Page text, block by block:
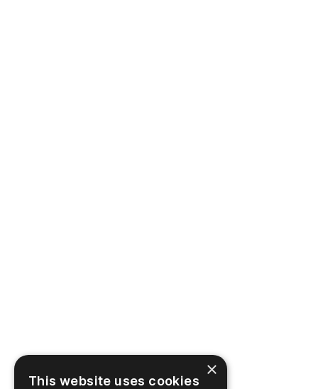
×
This website uses cookies